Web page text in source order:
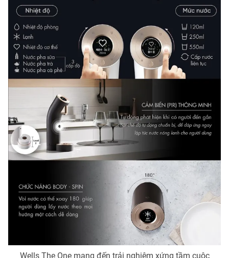
Nguyễn Trọng Ninh
Ðiện thoại Thời báo VTV: 024.66 897 897
Email:toasoan@vtv.vn
Liên hệ quảng cáo:024-7300.7108
® Cấm sao chép dưới mọi hình thức nếu không có sự chấp
thuận bằng văn bản. Ghi rõ nguồn VTV.vn khi phát hành lại
Wells The One mang đến trải nghiệm xứng tầm cuộc